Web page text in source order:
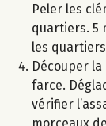
Peler les
quartiers. 5
les
Découper
farce.
vérifier